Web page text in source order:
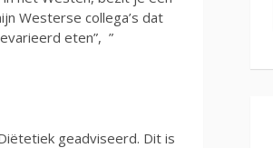
Westerse collega’s dat
eten”, ”
geadviseerd. Dit is